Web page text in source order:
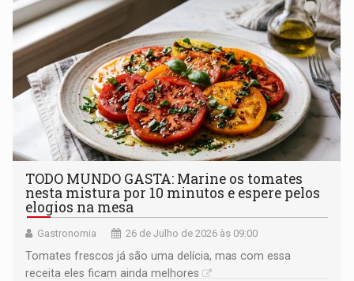
TODO MUNDO GASTA: Marine os tomates
nesta mistura por 10 minutos e espere pelos
elogios na mesa
Gastronomia 26 de Julho de 2026 às 09:00
Tomates frescos já são uma delícia, mas com essa
receita eles ficam ainda melhores